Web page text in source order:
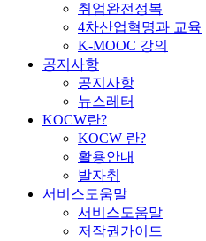
취업완전정복
4차산업혁명과 교육
K-MOOC 강의
공지사항
공지사항
뉴스레터
KOCW란?
KOCW 란?
활용안내
발자취
서비스도움말
서비스도움말
저작권가이드